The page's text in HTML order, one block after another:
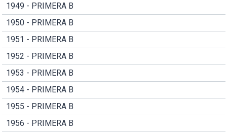
1949 - PRIMERA B
1950 - PRIMERA B
1951 - PRIMERA B
1952 - PRIMERA B
1953 - PRIMERA B
1954 - PRIMERA B
1955 - PRIMERA B
1956 - PRIMERA B